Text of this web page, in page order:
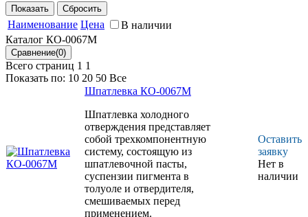
Предназначена для
выравнивания и
окрашивания
поверхностей
неметаллических
материалов, в том
числе для создания
универсального
спасательного
используемого для
эксплуатации в
арктического и
субарктического
институт" -
Наименование Цена
В наличии
Каталог КО-0067М
Всего страниц 1 1
Показать по: 10 20 50 Все
Шпатлевка КО-0067М
Шпатлевка холодного
отверждения представляет
собой трехкомпонентную
систему, состоящую из
шпатлевочной пасты,
суспензии пигмента в
толуоле и отвердителя,
смешиваемых перед
применением.
Оставить
заявку
Нет в
наличии